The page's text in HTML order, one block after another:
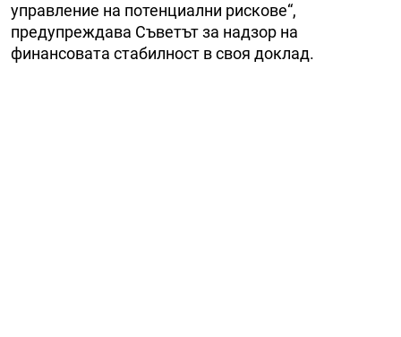
управление на потенциални рискове“,
предупреждава Съветът за надзор на
финансовата стабилност в своя доклад.